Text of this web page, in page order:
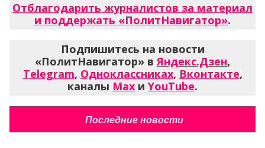
Отблагодарить журналистов за материал
и поддержать «ПолитНавигатор».
Подпишитесь на новости
«ПолитНавигатор» вЯндекс.Дзен,
Telegram, Одноклассниках, Вконтакте,
каналы Max и YouTube.
Последние новости